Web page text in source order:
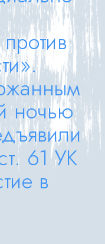
ночью
61 УК
в